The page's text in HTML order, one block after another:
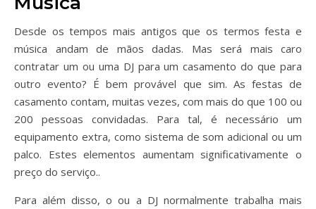
Desde os tempos mais antigos que os termos festa e
música andam de mãos dadas. Mas será mais caro
contratar um ou uma DJ para um casamento do que para
outro evento? É bem provável que sim. As festas de
casamento contam, muitas vezes, com mais do que 100 ou
200 pessoas convidadas. Para tal, é necessário um
equipamento extra, como sistema de som adicional ou um
palco. Estes elementos aumentam significativamente o
preço do serviço..
Para além disso, o ou a DJ normalmente trabalha mais